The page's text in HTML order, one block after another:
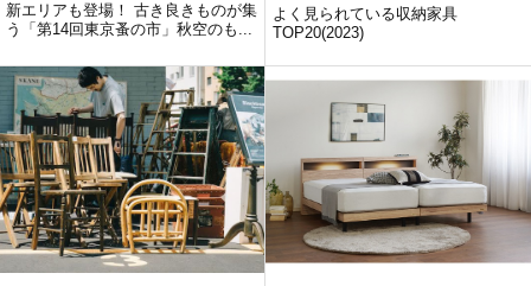
新エリアも登場！ 古き良きものが集
う「第14回東京蚤の市」秋空のも...
よく見られている収納家具
TOP20(2023)